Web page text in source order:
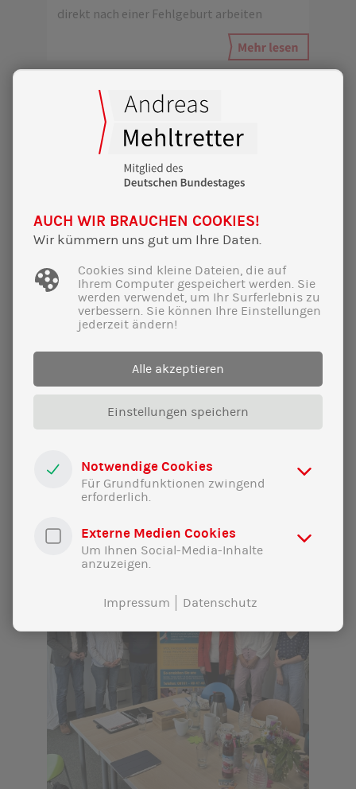
direkt nach einer Fehlgeburt arbeiten
Gewalt gehört immer mehr zum Alltag von
konsequentes Handeln.
AUCH WIR BRAUCHEN COOKIES!
Wir kümmern uns gut um Ihre Daten.
Cookies sind kleine Dateien, die auf
Ihrem Computer gespeichert werden. Sie
werden verwendet, um Ihr Surferlebnis zu
verbessern. Sie können Ihre Einstellungen
jederzeit ändern!
Alle akzeptieren
Einstellungen speichern
Notwendige Cookies
Für Grundfunktionen zwingend
erforderlich.
Externe Medien Cookies
Um Ihnen Social-Media-Inhalte
anzuzeigen.
Impressum Datenschutz